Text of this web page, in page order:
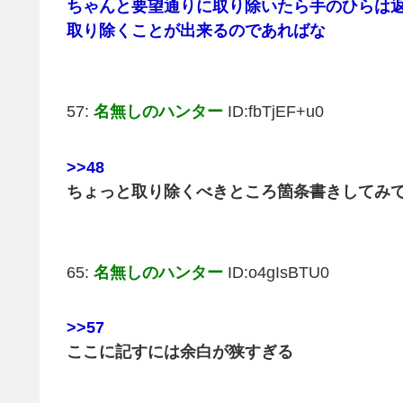
ちゃんと要望通りに取り除いたら手のひらは
取り除くことが出来るのであればな
57: 名無しのハンター ID:fbTjEF+u0
>>48
ちょっと取り除くべきところ箇条書きしてみ
65: 名無しのハンター ID:o4gIsBTU0
>>57
ここに記すには余白が狭すぎる